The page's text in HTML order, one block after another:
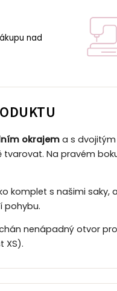
nad
okrajema s
tvarovat. Na pravém
komplet s našimi saky,
pohybu.
nenápadný otvor
XS).